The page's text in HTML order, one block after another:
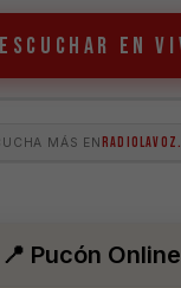
📍 Pucón Online